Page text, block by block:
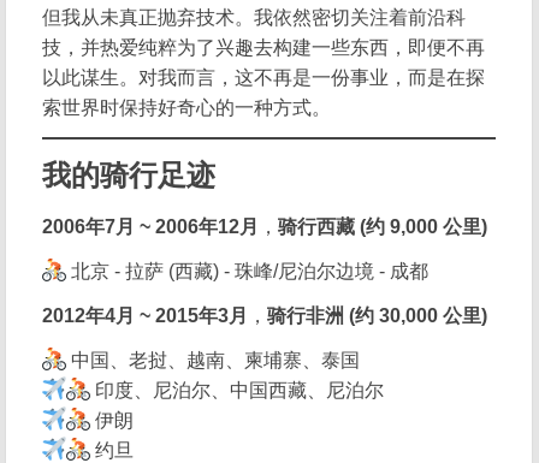
但我从未真正抛弃技术。我依然密切关注着前沿科
技，并热爱纯粹为了兴趣去构建一些东西，即便不再
以此谋生。对我而言，这不再是一份事业，而是在探
索世界时保持好奇心的一种方式。
我的骑行足迹
2006年7月 ~ 2006年12月 ，骑行西藏 (约 9,000 公里)
北京 - 拉萨 (西藏) - 珠峰/尼泊尔边境 - 成都
2012年4月 ~ 2015年3月 ，骑行非洲 (约 30,000 公里)
中国、老挝、越南、柬埔寨、泰国
印度、尼泊尔、中国西藏、尼泊尔
伊朗
约旦